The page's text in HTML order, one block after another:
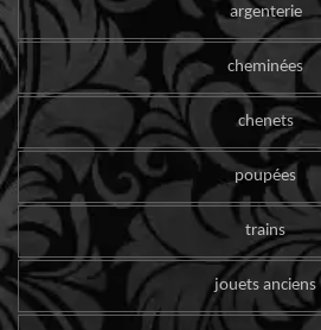
argenterie
cheminées
chenets
poupées
trains
jouets anciens